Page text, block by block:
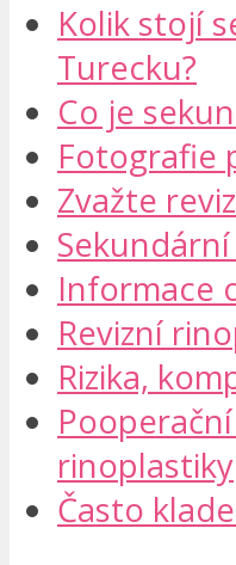
Kolik stojí
Turecku?
Co je
Fotografie
Zvažte
Informace
Revizní
Rizika,
rinoplastiky
Často